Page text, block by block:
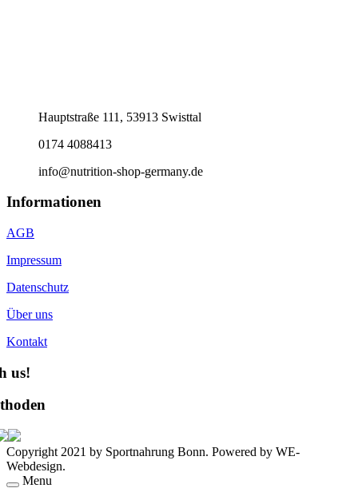
Hauptstraße 111, 53913 Swisttal
0174 4088413
info@nutrition-shop-germany.de
Informationen
AGB
Impressum
Datenschutz
Über uns
Kontakt
us!
Copyright 2021 by Sportnahrung Bonn. Powered by WE-
Webdesign.
Menu